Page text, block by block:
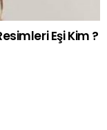
Eşi Kim ?